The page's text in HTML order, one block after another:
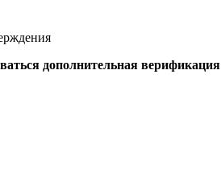
дополнительная верификация